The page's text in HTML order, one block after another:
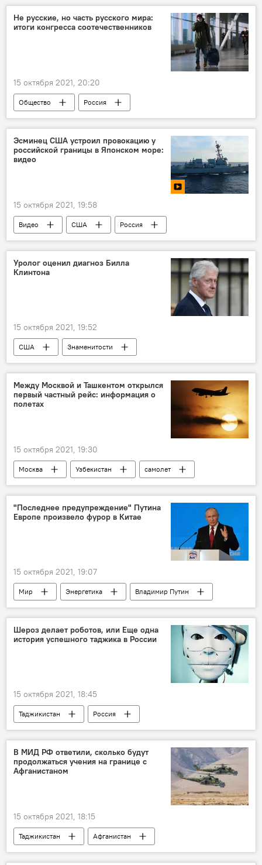
Россия
Армия и вооружение
Не русские, но часть русского мира:
итоги конгресса соотечественников
15 октября 2021, 20:20
Общество Россия
Эсминец США устроил провокацию у
российской границы в Японском море:
видео
15 октября 2021, 19:58
Видео США
Россия
Армия и вооружение
Уролог оценил диагноз Билла
Клинтона
15 октября 2021, 19:52
США Знаменитости
Между Москвой и Ташкентом открылся
первый частный рейс: информация о
полетах
15 октября 2021, 19:30
Москва Узбекистан
самолет
полет
Россия
"Последнее предупреждение" Путина
Европе произвело фурор в Китае
15 октября 2021, 19:07
Мир Энергетика
Владимир Путин
Китай
Обзор СМИ
Шероз делает роботов, или Еще одна
история успешного таджика в России
15 октября 2021, 18:45
Таджикистан
Россия
Истории успешных таджиков
студенты
В МИД РФ ответили, сколько будут
продолжаться учения на границе с
Афганистаном
15 октября 2021, 18:15
Таджикистан
Афганистан
военные учения
талибы